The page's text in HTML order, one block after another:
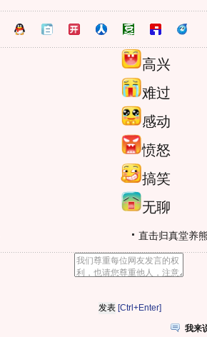
高兴
难过
感动
愤怒
搞笑
无聊
直击归真堂养
[Ctrl+Enter]
我来